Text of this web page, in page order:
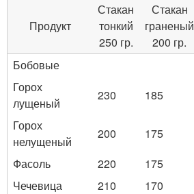
Продукт
Стакан
тонкий
250 гр.
Стакан
граненый
200 гр.
Бобовые
Горох
лущеный
230 185
Горох
нелущеный
200 175
Фасоль
220 175
Чечевица
210 170